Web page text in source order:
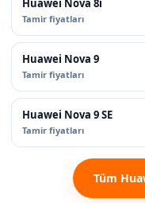
Huawei Nova 8i
Tamir fiyatları
Huawei Nova 9
Tamir fiyatları
Huawei Nova 9 SE
Tamir fiyatları
Tüm